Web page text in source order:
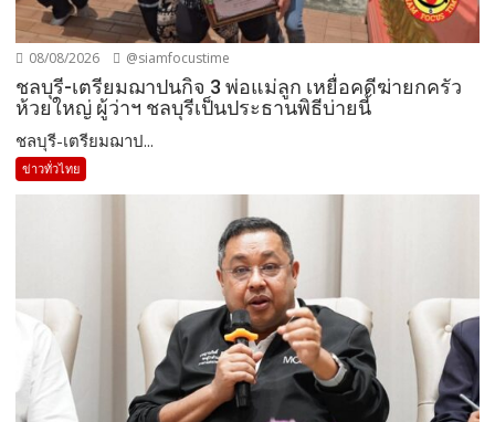
08/08/2026 @siamfocustime
ชลบุรี-เตรียมฌาปนกิจ 3 พ่อแม่ลูก เหยื่อคดีฆ่ายกครัว
ห้วยใหญ่ ผู้ว่าฯ ชลบุรีเป็นประธานพิธีบ่ายนี้
ชลบุรี-เตรียมฌาป...
ข่าวทั่วไทย